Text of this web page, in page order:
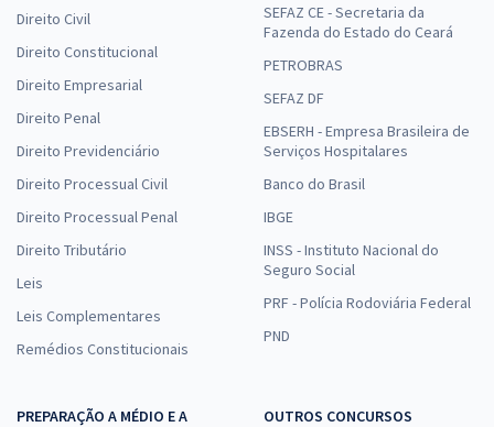
Direito Civil
Direito Constitucional
Direito Empresarial
Direito Penal
Direito Previdenciário
Direito Processual Civil
Direito Processual Penal
Direito Tributário
Leis
Leis Complementares
Remédios Constitucionais
SEFAZ CE - Secretaria da
Fazenda do Estado do Ceará
PETROBRAS
SEFAZ DF
EBSERH - Empresa Brasileira de
Serviços Hospitalares
Banco do Brasil
IBGE
INSS - Instituto Nacional do
Seguro Social
PRF - Polícia Rodoviária Federal
PND
PREPARAÇÃO A MÉDIO E A
OUTROS CONCURSOS